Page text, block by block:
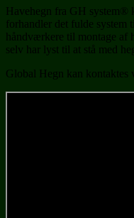
Havehegn fra GH system®
forhandler det fulde system
håndværkere til montage af
selv har lyst til at stå med
Global Hegn kan kontaktes